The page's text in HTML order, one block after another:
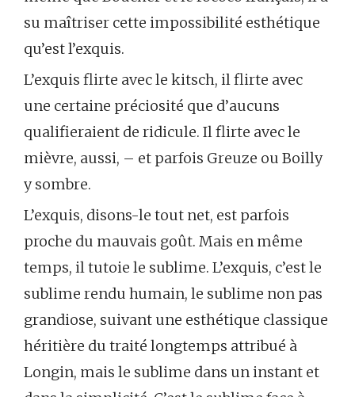
su maîtriser cette impossibilité esthétique
qu’est l’exquis.
L’exquis flirte avec le kitsch, il flirte avec
une certaine préciosité que d’aucuns
qualifieraient de ridicule. Il flirte avec le
mièvre, aussi, – et parfois Greuze ou Boilly
y sombre.
L’exquis, disons-le tout net, est parfois
proche du mauvais goût. Mais en même
temps, il tutoie le sublime. L’exquis, c’est le
sublime rendu humain, le sublime non pas
grandiose, suivant une esthétique classique
héritière du traité longtemps attribué à
Longin, mais le sublime dans un instant et